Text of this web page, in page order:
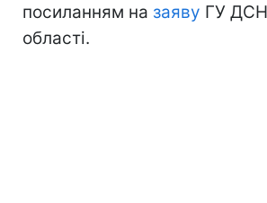
посиланням на заяву ГУ
області.